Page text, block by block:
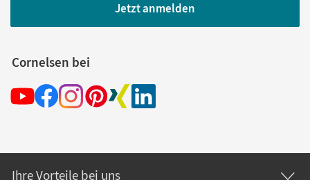
Jetzt anmelden
Cornelsen bei
Ihre Vorteile bei uns